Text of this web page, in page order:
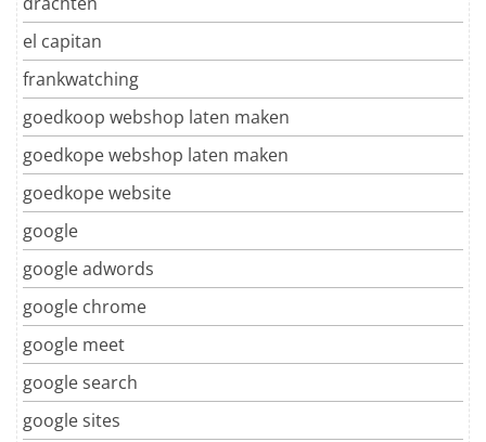
el capitan
frankwatching
goedkoop webshop laten maken
goedkope webshop laten maken
goedkope website
google
google adwords
google chrome
google meet
google search
google sites